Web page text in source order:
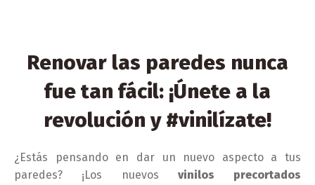
Renovar las paredes nunca
fue tan fácil: ¡Únete a la
revolución y #vinilízate!
¿Estás pensando en dar un nuevo aspecto a tus
paredes? ¡Los nuevos vinilos precortados